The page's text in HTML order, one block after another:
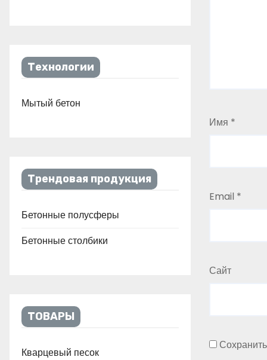
Технологии
Мытый бетон
Трендовая продукция
Бетонные полусферы
Бетонные столбики
ТОВАРЫ
Кварцевый песок
Имя *
Email *
Сайт